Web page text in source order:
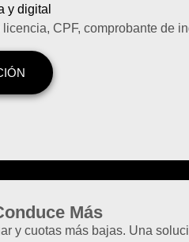
y digital
licencia, CPF, comprobante de
Más
y cuotas más bajas. Una